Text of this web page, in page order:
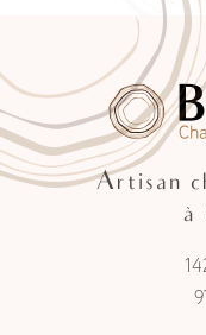
Artisan
à